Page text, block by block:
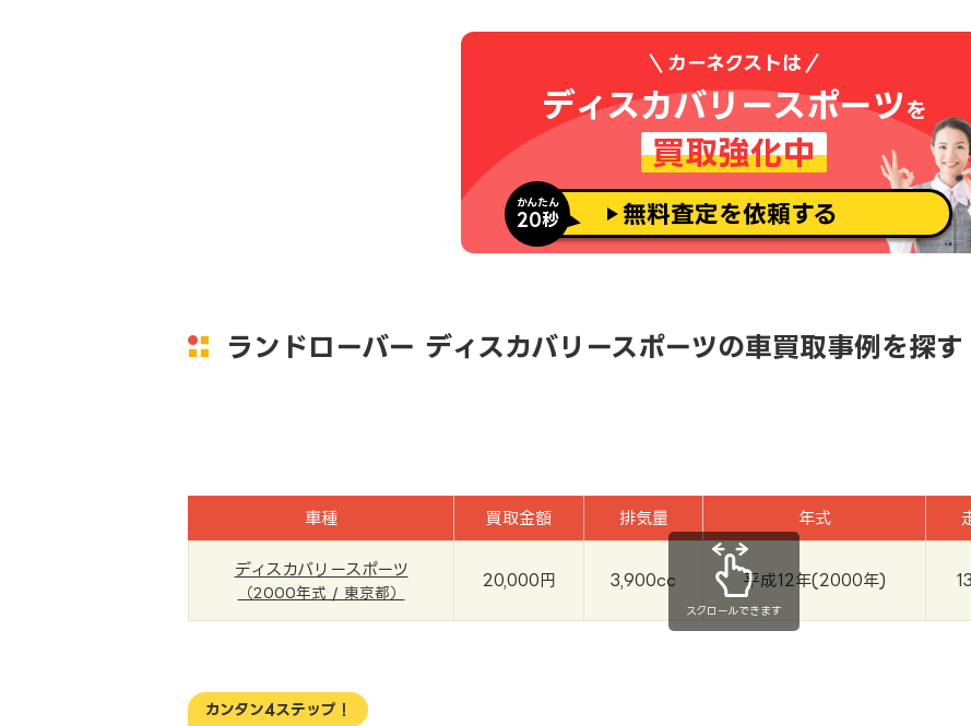
カーネクストは
ディスカバリースポーツを
買取強化中
かんたん
20秒 無料査定を依頼する
ランドローバー ディスカバリースポーツの車買取事例を探す
車種 買取金額 排気量 年式
ディスカバリースポーツ
（2000年式 / 東京都）
20,000円 3,900cc 平成12年(2000年)
スクロールできます
カンタン4ステップ！